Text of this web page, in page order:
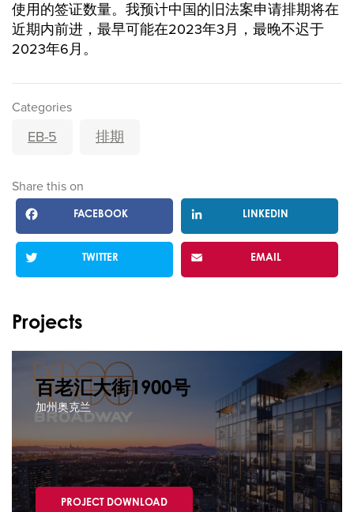
使用的签证数量。我预计中国的旧法案申请排期将在
近期内前进，最早可能在2023年3月，最晚不迟于
2023年6月。
Categories
EB-5 排期
Share this on
FACEBOOK LINKEDIN
TWITTER EMAIL
Projects
百老汇大街1900号
加州奥克兰
PROJECT DOWNLOAD